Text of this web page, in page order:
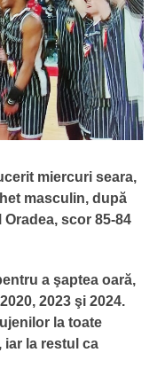
miercuri seara,
masculin, după
scor 85-84
a şaptea oară,
2023 şi 2024.
la toate
iar la restul ca